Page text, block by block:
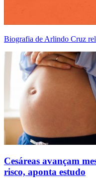
Biografia de Arlindo Cruz
Cesáreas avançam
risco, aponta estudo